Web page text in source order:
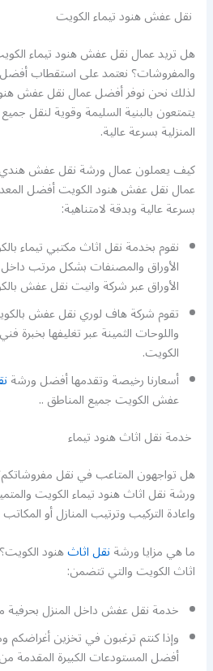
نقل عفش هنود تيماء الكويت
هل تريد عمال نقل عفش هنود تيماء
والمفروشات؟ نعتمد على استقطاب
لذلك نحن نوفر أفضل عمال نقل عفش
يتمتعون بالبنية السليمة وقوية لنقل جميع
المنزلية بسرعة عالية.
كيف يعملون عمال ورشة نقل عفش هندي
عمال نقل عفش هنود الكويت أفضل
بسرعة عالية وبدقة لامتناهية:
نقوم بخدمة نقل اثاث مكتبي تيماء
الأوراق والمصنفات بشكل مرتب
الأوراق عبر شركة وانيت نقل عفش
تقوم شركة هاف لوري نقل عفش
واللوحات الثمينة عبر تغليفها
الكويت.
أسعارنا رخيصة وتقدمها أفضل ورشة
عفش الكويت جميع المناطق ..
خدمة نقل اثاث هنود تيماء
هل تواجهون المتاعب في نقل
ورشة نقل اثاث هنود تيماء الكويت
واعادة التركيب وترتيب المنازل أو
ما هي مزايا ورشةنقل اثاثهنود
اثاث الكويت والتي تتضمن:
خدمة نقل عفش داخل المنزل بحرفية
وإذا كنتم ترغبون في تخزين
أفضل المستودعات الكبيرة المقدمة